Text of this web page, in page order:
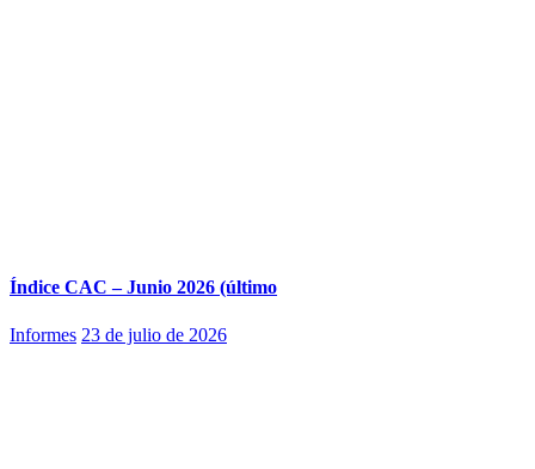
Índice CAC – Junio 2026 (último
Informes 23 de julio de 2026